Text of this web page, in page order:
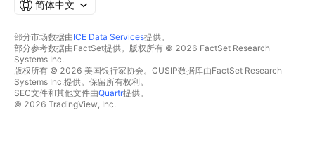
简体中文
部分市场数据由ICE Data Services提供。
部分参考数据由FactSet提供。版权所有 © 2026 FactSet Research
Systems Inc.
版权所有 © 2026 美国银行家协会。CUSIP数据库由FactSet Research
Systems Inc.提供。保留所有权利。
SEC文件和其他文件由Quartr提供。
© 2026 TradingView, Inc.